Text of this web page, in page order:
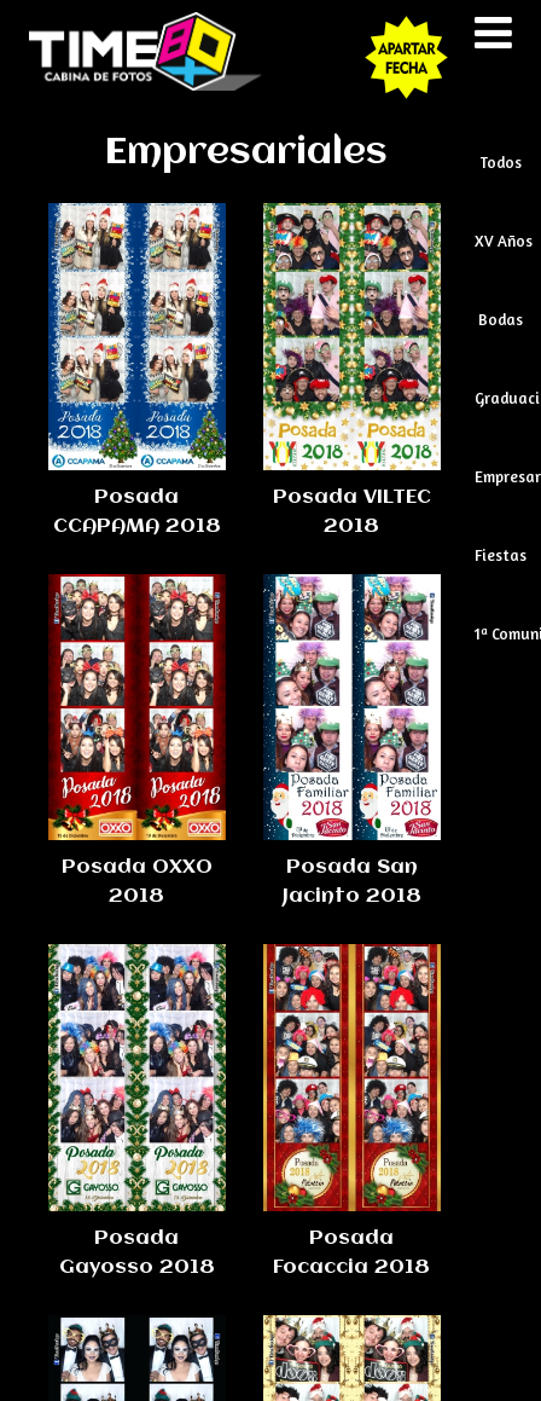
Todos
XV Años
Bodas
Fiestas
1ª
Empresariales
Posada
CCAPAMA 2018
Posada VILTEC
2018
Posada OXXO
2018
Posada San
Jacinto 2018
Posada
Gayosso 2018
Posada
Focaccia 2018